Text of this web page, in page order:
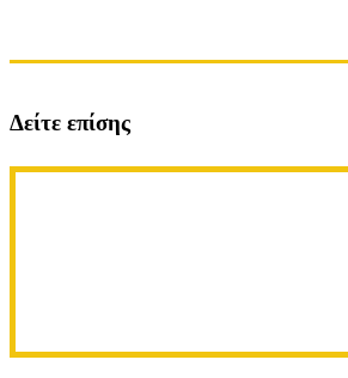
Δείτε επίσης